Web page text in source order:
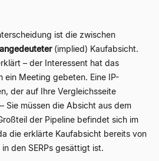
ist die zwischen
angedeuteter(implied) Kaufabsicht.
– der Interessent hat das
ein Meeting gebeten. Eine IP-
der auf Ihre Vergleichsseite
Sie müssen die Absicht aus dem
der Pipeline befindet sich im
die erklärte Kaufabsicht bereits von
den SERPs gesättigt ist.